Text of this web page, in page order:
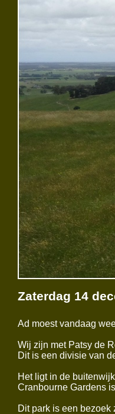
Zaterdag 14
Ad moest vandaag
Wij zijn met Patsy de
Dit is een divisie van
Het ligt in de
Cranbourne Gardens
Dit park is een bezoek